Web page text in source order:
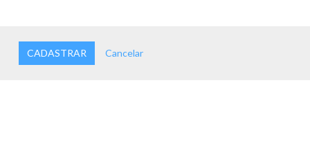
CADASTRAR Cancelar